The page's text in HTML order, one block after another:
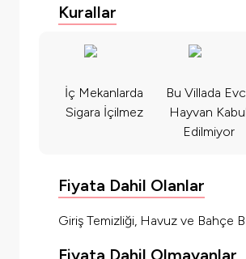
Kurallar
İç Mekanlarda
Sigara İçilmez
Bu Villada
Hayvan Kabul
Edilmiyor
Fiyata Dahil Olanlar
Giriş Temizliği, Havuz ve Bahçe
Fiyata Dahil Olmayanlar